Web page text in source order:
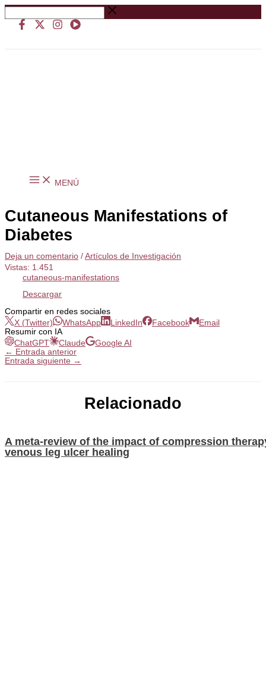
Ir
al
contenido
Buscar
…
MENÚ
Cutaneous Manifestations of
Diabetes
Deja un comentario / Artículos de Investigación
Vistas: 1.451
cutaneous-manifestations
Descargar
Compartir en redes sociales
X (Twitter)
WhatsApp LinkedIn Facebook
Email
Resumir con IA
ChatGPT
Claude
Google AI
← Entrada anterior
Entrada siguiente →
Relacionado
A meta-review of the impact of compression
venous leg ulcer healing